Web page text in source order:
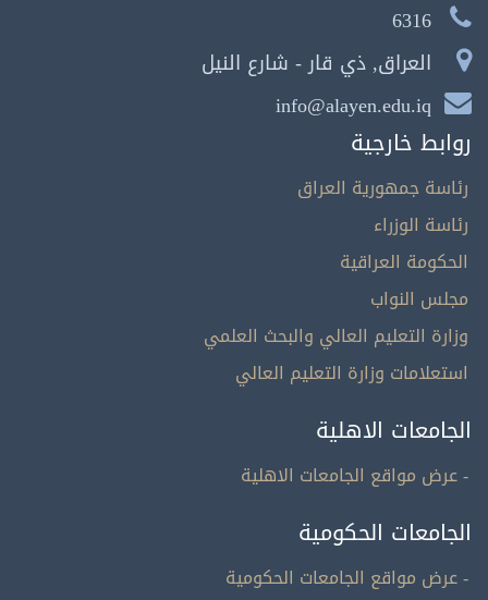
6316
العراق, ذي قار - شارع النيل
info@alayen.edu.iq
روابط خارجية
رئاسة جمهورية العراق
رئاسة الوزراء
الحكومة العراقية
مجلس النواب
وزارة التعليم العالي والبحث العلمي
استعلامات وزارة التعليم العالي
الجامعات الاهلية
- عرض مواقع الجامعات الاهلية
الجامعات الحكومية
- عرض مواقع الجامعات الحكومية